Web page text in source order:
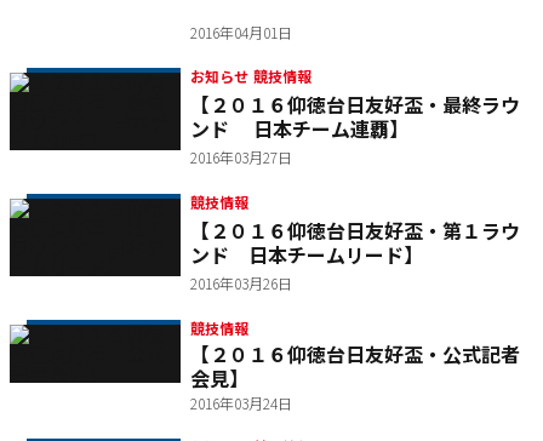
2016年04月01日
お知らせ 競技情報
【２０１６仰徳台日友好盃・最終ラウ
ンド 日本チーム連覇】
2016年03月27日
競技情報
【２０１６仰徳台日友好盃・第１ラウ
ンド 日本チームリード】
2016年03月26日
競技情報
【２０１６仰徳台日友好盃・公式記者
会見】
2016年03月24日